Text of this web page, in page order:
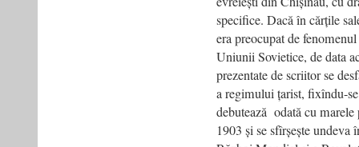
specifice. Dacă în cărțile
era preocupat de
Uniunii Sovietice, de data
prezentate de scriitor se
a regimului țarist, fixîndu-
debutează odată cu
1903 și se sfîrșește